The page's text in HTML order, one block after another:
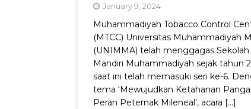
January 9, 2024
Muhammadiyah Tobacco Control
(MTCC) Universitas Muhammadiyah
(UNIMMA) telah menggagas Sekolah
Mandiri Muhammadiyah sejak tahun
saat ini telah memasuki seri ke-6.
tema ‘Mewujudkan Ketahanan
Peran Peternak Mileneal’, acara […]